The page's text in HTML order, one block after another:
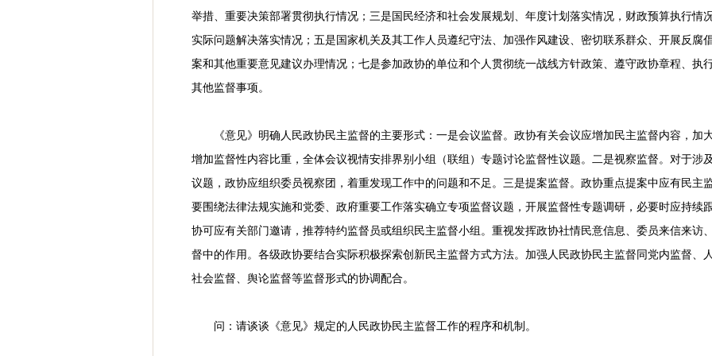
举措、重要决策部署贯彻执行情况；三是国民经济和社会发展规划、年度计划落实情况，财政预算执行情
实际问题解决落实情况；五是国家机关及其工作人员遵纪守法、加强作风建设、密切联系群众、开展反腐
案和其他重要意见建议办理情况；七是参加政协的单位和个人贯彻统一战线方针政策、遵守政协章程、执
其他监督事项。
《意见》明确人民政协民主监督的主要形式：一是会议监督。政协有关会议应增加民主监督内容，加
增加监督性内容比重，全体会议视情安排界别小组（联组）专题讨论监督性议题。二是视察监督。对于涉
议题，政协应组织委员视察团，着重发现工作中的问题和不足。三是提案监督。政协重点提案中应有民主
要围绕法律法规实施和党委、政府重要工作落实确立专项监督议题，开展监督性专题调研，必要时应持续
协可应有关部门邀请，推荐特约监督员或组织民主监督小组。重视发挥政协社情民意信息、委员来信来访
督中的作用。各级政协要结合实际积极探索创新民主监督方式方法。加强人民政协民主监督同党内监督、
社会监督、舆论监督等监督形式的协调配合。
问：请谈谈《意见》规定的人民政协民主监督工作的程序和机制。